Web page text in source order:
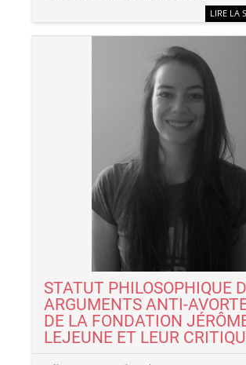
LIRE LA
STATUT PHILOSOPHIQUE
ARGUMENTS ANTI-
DE LA FONDATION
LEJEUNE ET LEUR